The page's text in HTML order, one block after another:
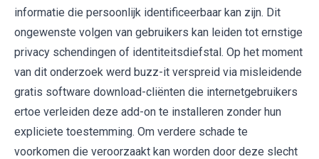
informatie die persoonlijk identificeerbaar kan zijn. Dit
ongewenste volgen van gebruikers kan leiden tot ernstige
privacy schendingen of identiteitsdiefstal. Op het moment
van dit onderzoek werd buzz-it verspreid via misleidende
gratis software download-cliënten die internetgebruikers
ertoe verleiden deze add-on te installeren zonder hun
expliciete toestemming. Om verdere schade te
voorkomen die veroorzaakt kan worden door deze slecht